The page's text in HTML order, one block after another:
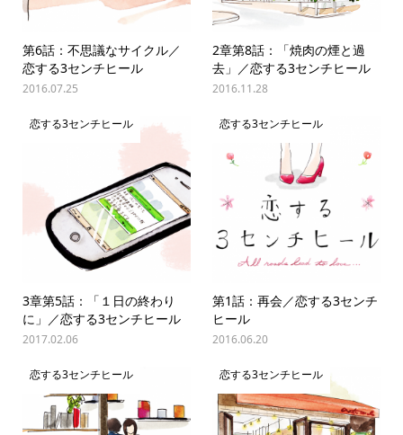
第6話：不思議なサイクル／
恋する3センチヒール
2016.07.25
2章第8話：「焼肉の煙と過
去」／恋する3センチヒール
2016.11.28
恋する3センチヒール
3章第5話：「１日の終わり
に」／恋する3センチヒール
2017.02.06
恋する3センチヒール
第1話：再会／恋する3センチ
ヒール
2016.06.20
恋する3センチヒール 恋する3センチヒール